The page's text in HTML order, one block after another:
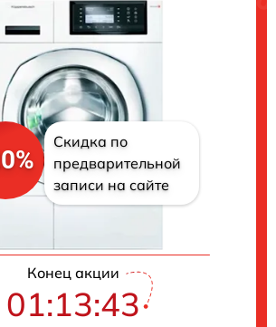
Скидка по
предварительной
записи на сайте
Конец акции
01:13:42